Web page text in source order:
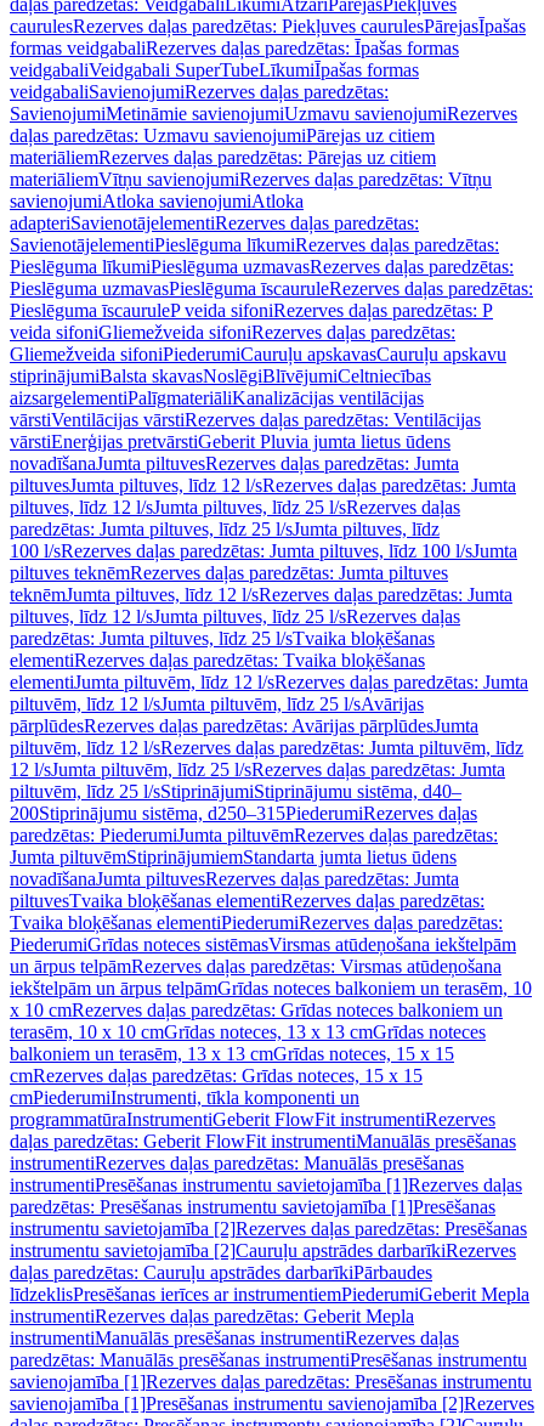
daļas paredzētas: Veidgabali LīkumiAtzari PārejasPiekļuves
caurulesRezerves daļas paredzētas: Piekļuves caurulesPārejasĪpašas
formas veidgabaliRezerves daļas paredzētas: Īpašas formas
veidgabaliVeidgabali SuperTubeLīkumiĪpašas formas
veidgabaliSavienojumiRezerves daļas paredzētas:
SavienojumiMetināmie savienojumiUzmavu savienojumiRezerves
daļas paredzētas: Uzmavu savienojumiPārejas uz citiem
materiāliemRezerves daļas paredzētas: Pārejas uz citiem
materiāliemVītņu savienojumiRezerves daļas paredzētas: Vītņu
savienojumiAtloka savienojumiAtloka
adapteriSavienotājelementiRezerves daļas paredzētas:
SavienotājelementiPieslēguma līkumiRezerves daļas paredzētas:
Pieslēguma līkumiPieslēguma uzmavasRezerves daļas paredzētas:
Pieslēguma uzmavasPieslēguma īscauruleRezerves daļas paredzētas:
Pieslēguma īscauruleP veida sifoniRezerves daļas paredzētas: P
veida sifoniGliemežveida sifoniRezerves daļas paredzētas:
Gliemežveida sifoniPiederumiCauruļu apskavasCauruļu apskavu
stiprinājumiBalsta skavasNoslēgiBlīvējumiCeltniecības
aizsargelementiPalīgmateriāliKanalizācijas ventilācijas
vārstiVentilācijas vārstiRezerves daļas paredzētas: Ventilācijas
vārstiEnerģijas pretvārstiGeberit Pluvia jumta lietus ūdens
novadīšanaJumta piltuvesRezerves daļas paredzētas: Jumta
piltuvesJumta piltuves, līdz 12 l/sRezerves daļas paredzētas: Jumta
piltuves, līdz 12 l/sJumta piltuves, līdz 25 l/sRezerves daļas
paredzētas: Jumta piltuves, līdz 25 l/sJumta piltuves, līdz
100 l/sRezerves daļas paredzētas: Jumta piltuves, līdz 100 l/sJumta
piltuves teknēmRezerves daļas paredzētas: Jumta piltuves
teknēmJumta piltuves, līdz 12 l/sRezerves daļas paredzētas: Jumta
piltuves, līdz 12 l/sJumta piltuves, līdz 25 l/sRezerves daļas
paredzētas: Jumta piltuves, līdz 25 l/sTvaika bloķēšanas
elementiRezerves daļas paredzētas: Tvaika bloķēšanas
elementiJumta piltuvēm, līdz 12 l/sRezerves daļas paredzētas: Jumta
piltuvēm, līdz 12 l/sJumta piltuvēm, līdz 25 l/sAvārijas
pārplūdesRezerves daļas paredzētas: Avārijas pārplūdesJumta
piltuvēm, līdz 12 l/sRezerves daļas paredzētas: Jumta piltuvēm, līdz
12 l/sJumta piltuvēm, līdz 25 l/sRezerves daļas paredzētas: Jumta
piltuvēm, līdz 25 l/sStiprinājumiStiprinājumu sistēma, d40–
200Stiprinājumu sistēma, d250–315PiederumiRezerves daļas
paredzētas: PiederumiJumta piltuvēmRezerves daļas paredzētas:
Jumta piltuvēmStiprinājumiemStandarta jumta lietus ūdens
novadīšanaJumta piltuvesRezerves daļas paredzētas: Jumta
piltuvesTvaika bloķēšanas elementiRezerves daļas paredzētas:
Tvaika bloķēšanas elementiPiederumiRezerves daļas paredzētas:
PiederumiGrīdas noteces sistēmasVirsmas atūdeņošana iekštelpām
un ārpus telpāmRezerves daļas paredzētas: Virsmas atūdeņošana
iekštelpām un ārpus telpāmGrīdas noteces balkoniem un terasēm, 10
x 10 cmRezerves daļas paredzētas: Grīdas noteces balkoniem un
terasēm, 10 x 10 cmGrīdas noteces, 13 x 13 cmGrīdas noteces
balkoniem un terasēm, 13 x 13 cmGrīdas noteces, 15 x 15
cmRezerves daļas paredzētas: Grīdas noteces, 15 x 15
cmPiederumiInstrumenti, tīkla komponenti un
programmatūraInstrumentiGeberit FlowFit instrumentiRezerves
daļas paredzētas: Geberit FlowFit instrumentiManuālās presēšanas
instrumentiRezerves daļas paredzētas: Manuālās presēšanas
instrumentiPresēšanas instrumentu savietojamība [1]Rezerves daļas
paredzētas: Presēšanas instrumentu savietojamība [1]Presēšanas
instrumentu savietojamība [2]Rezerves daļas paredzētas: Presēšanas
instrumentu savietojamība [2]Cauruļu apstrādes darbarīkiRezerves
daļas paredzētas: Cauruļu apstrādes darbarīkiPārbaudes
līdzeklisPresēšanas ierīces ar instrumentiemPiederumiGeberit Mepla
instrumentiRezerves daļas paredzētas: Geberit Mepla
instrumentiManuālās presēšanas instrumentiRezerves daļas
paredzētas: Manuālās presēšanas instrumentiPresēšanas instrumentu
savienojamība [1]Rezerves daļas paredzētas: Presēšanas instrumentu
savienojamība [1]Presēšanas instrumentu savienojamība [2]Rezerves